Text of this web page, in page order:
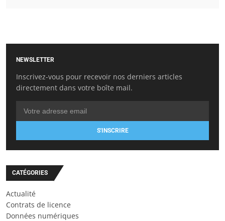
NEWSLETTER
Inscrivez-vous pour recevoir nos derniers articles
directement dans votre boîte mail.
S'INSCRIRE
CATÉGORIES
Actualité
Contrats de licence
Données numériques